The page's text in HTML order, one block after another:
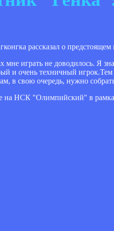
рассказал о
мне играть не доводилось.
и очень техничный
в свою очередь, нужно
на НСК "Олимпийский" в